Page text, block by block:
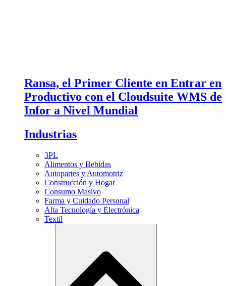
Ransa, el Primer Cliente en Entrar en
Productivo con el Cloudsuite WMS de
Infor a Nivel Mundial
Industrias
3PL
Alimentos y Bebidas
Autopartes y Automotriz
Construcción y Hogar
Consumo Masivo
Farma y Cuidado Personal
Alta Tecnología y Electrónica
Textil